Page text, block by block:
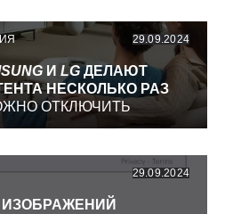
29.09.2024
И LGДЕЛАЮТ
НЕСКОЛЬКО РАЗ
ОТКЛЮЧИТЬ
29.09.2024
ИЗОБРАЖЕНИЙ